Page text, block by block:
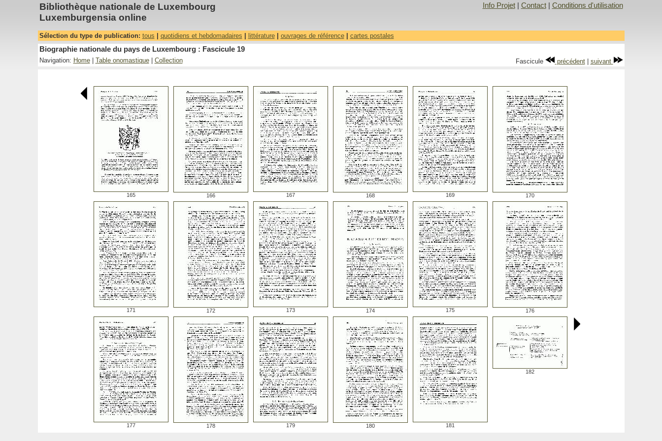
Bibliothèque nationale de Luxembourg
Luxemburgensia online
Info Projet| Contact| Conditions d'utilisation
Sélection du type de publication: tous quotidiens et hebdomadaires littérature| ouvrages de référence| cartes postales
Biographie nationale du pays de Luxembourg : Fascicule 19
Navigation: Home| Table onomastique| Collection Fascicule précédent| suivant
165 166 167 168 169 170
171 172 173 174 175 176
177 178 179 180 181
182